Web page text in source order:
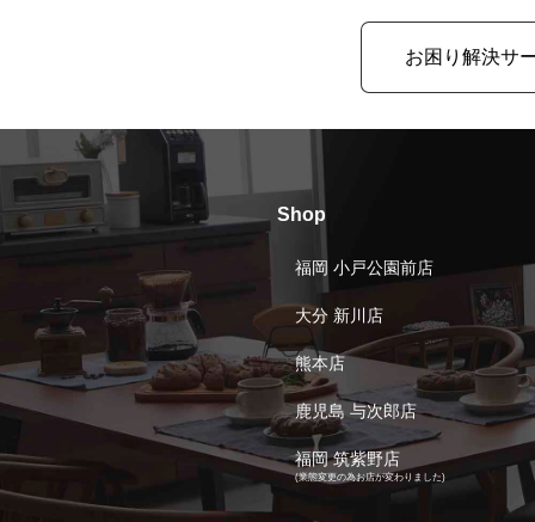
お困り解決サ
Shop
福岡 小戸公園前店
大分 新川店
熊本店
鹿児島 与次郎店
福岡 筑紫野店
(業態変更の為お店が変わりました)